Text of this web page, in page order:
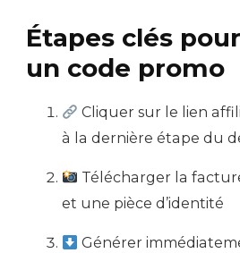
Étapes clés
un code promo
Cliquer sur le lien
à la dernière étape du
Télécharger la
et une pièce d’identité
Générer